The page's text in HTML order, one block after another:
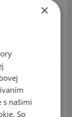
valenia a
×
s našimi
So